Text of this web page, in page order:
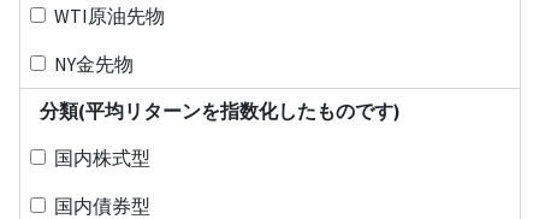
WTI原油先物
NY金先物
分類(平均リターンを指数化したものです)
国内株式型
国内債券型